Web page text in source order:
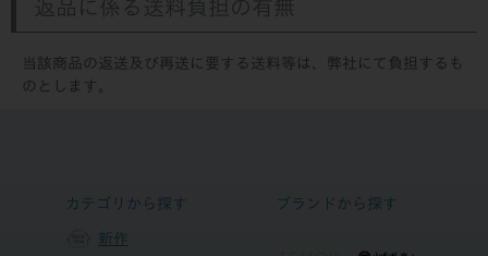
返品に係る送料負担の有無
当該商品の返送及び再送に要する送料等は、弊社にて負担するも
のとします。
カテゴリから探す
新作
ブランドから探す